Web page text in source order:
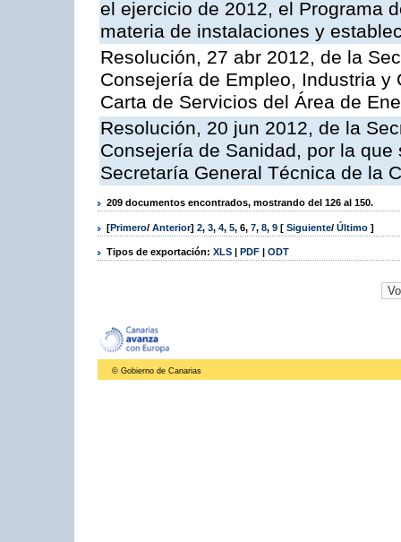
el ejercicio de 2012, el Programa
materia de instalaciones y
Resolución, 27 abr 2012, de la
Consejería de Empleo, Industria
Carta de Servicios del Área de
Resolución, 20 jun 2012, de la
Consejería de Sanidad, por la
Secretaría General Técnica de la
209 documentos encontrados, mostrando del 126 al 150.
[Primero/ Anterior] 2, 3, 4, 5, 6, 7, 8, 9 [ Siguiente/ Último ]
Tipos de exportación: XLS | PDF | ODT
© Gobierno de Canarias